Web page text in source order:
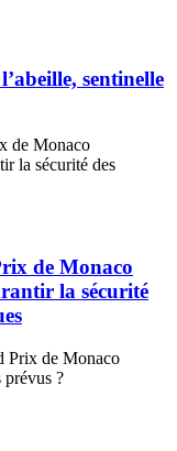
sentinelle
de Monaco
la sécurité